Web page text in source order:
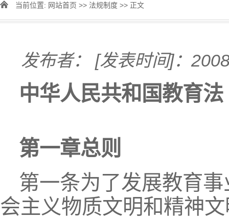
当前位置: 网站首页 >> 法规制度 >> 正文
发布者： [发表时间]：
中华人民共和国教育法
第一章总则
第一条为了发展教育
会主义物质文明和精神